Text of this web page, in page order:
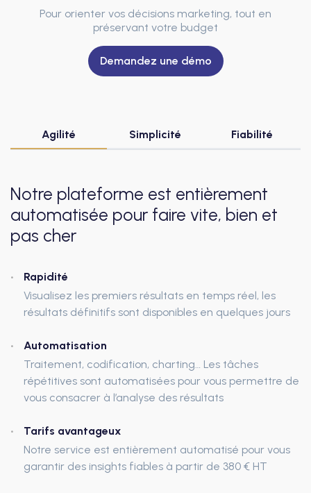
Pour orienter vos décisions marketing, tout en
préservant votre budget
Demandez une démo
Agilité Simplicité Fiabilité
Notre plateforme est entièrement
automatisée pour faire vite, bien et
pas cher
Rapidité
Visualisez les premiers résultats en temps réel, les
résultats définitifs sont disponibles en quelques jours
Automatisation
Traitement, codification, charting… Les tâches
répétitives sont automatisées pour vous permettre de
vous consacrer à l’analyse des résultats
Tarifs avantageux
Notre service est entièrement automatisé pour vous
garantir des insights fiables à partir de 380 € HT